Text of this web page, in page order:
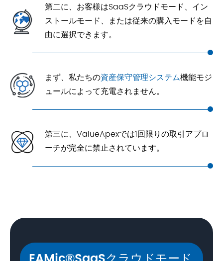
第二に、お客様はSaaSクラウドモード、イン
ストールモード、または従来の購入モードを自
由に選択できます。
まず、私たちの資産保守管理システム機能モジ
ュールによって充電されません。
第三に、ValueApexでは1回限りの取引アプロ
ーチが完全に禁止されています。